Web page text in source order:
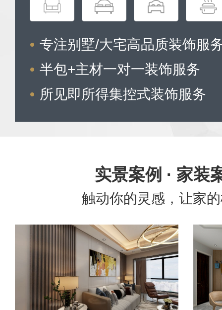
专注别墅/大宅高品质装饰服
半包+主材一对一装饰服务
所见即所得集控式装饰服务
实景案例 · 家装
触动你的灵感，让家